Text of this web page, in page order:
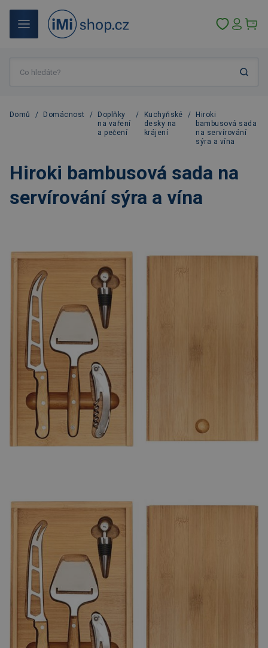
Domů / Domácnost /
Doplňky
na vaření
a pečení
/
Kuchyňské
desky na
krájení
/
Hiroki
bambusová sada
na servírování
sýra a vína
Hiroki bambusová sada na
servírování sýra a vína